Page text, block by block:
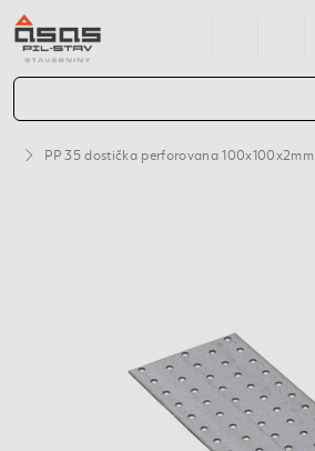
PP 35 dostička perforovana 100x100x2mm